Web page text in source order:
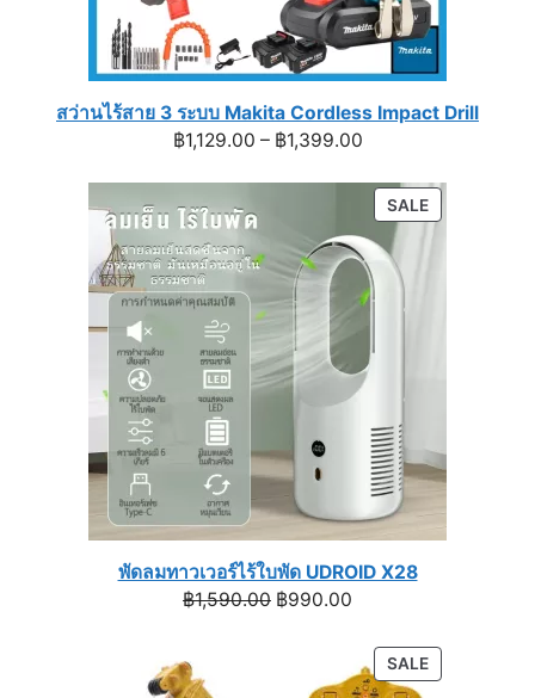
สว่านไร้สาย 3 ระบบ Makita Cordless Impact Drill
฿1,129.00 – ฿1,399.00Price
฿1,129.00
through
฿1,399.00
SALEPRODUCT
ON
พัดลมทาวเวอร์ไร้ใบพัด UDROID X28
฿1,590.00 Original
฿1,590.00.
฿990.00
฿990.00.
SALEPRODUCT
ON